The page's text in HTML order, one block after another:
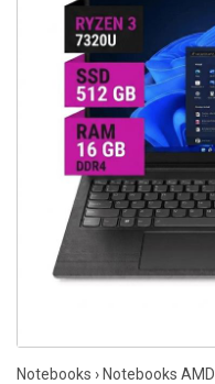
Notebooks › Notebooks AMD